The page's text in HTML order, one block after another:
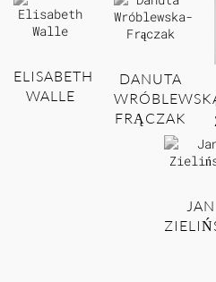
ELISABETH
WALLE
DANUTA
FRĄCZAK
JAN